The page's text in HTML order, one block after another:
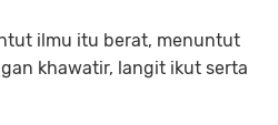
ilmu itu berat, menuntut
khawatir, langit ikut serta